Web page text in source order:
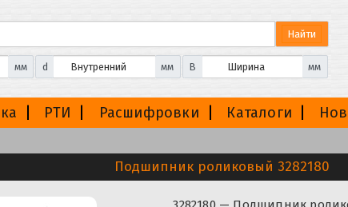
мм d мм B мм
РТИ Расшифровки Каталоги
Подшипник роликовый 3282180